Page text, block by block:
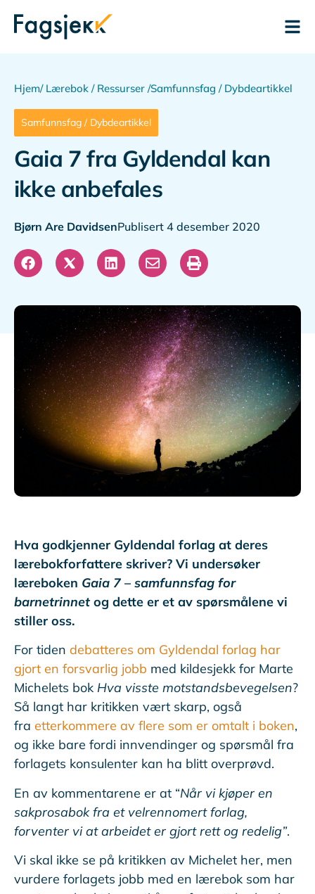
Hjem/ Lærebok / Ressurser /Samfunnsfag / Dybdeartikkel
Samfunnsfag / Dybdeartikkel
Gaia 7 fra Gyldendal kan
ikke anbefales
Bjørn Are DavidsenPublisert 4 desember 2020
Hva godkjenner Gyldendal forlag at deres
lærebokforfattere skriver? Vi undersøker
læreboken Gaia 7 – samfunnsfag for
barnetrinnet og dette er et av spørsmålene vi
stiller oss.
For tiden debatteres om Gyldendal forlag har
gjort en forsvarlig jobb med kildesjekk for Marte
Michelets bok Hva visste motstandsbevegelsen?
Så langt har kritikken vært skarp, også
fra etterkommere av flere som er omtalt i boken,
og ikke bare fordi innvendinger og spørsmål fra
forlagets konsulenter kan ha blitt overprøvd.
En av kommentarene er at “Når vi kjøper en
sakprosabok fra et velrennomert forlag,
forventer vi at arbeidet er gjort rett og redelig”.
Vi skal ikke se på kritikken av Michelet her, men
vurdere forlagets jobb med en lærebok som har